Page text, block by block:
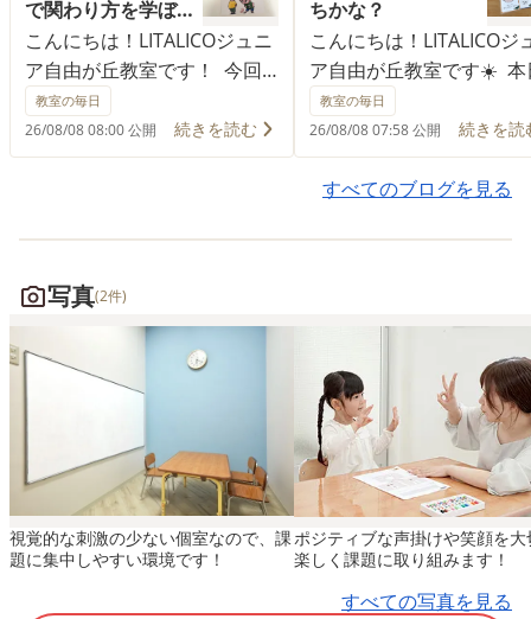
ているか…）など、数え切れな
いほどのアセスメントをとられ
ていました。説明を受けたあと
は、一つ一つの指導の意図がす
べて繋がって、遊びの中であん
多く、子供の成長を引き出
にいました。モニターを見
ら親も学び、家庭に持ち帰
て、繰り返したり、別の療
関に新しい発見を伝えて共
せてもらえて、療育を楽し
様になりました。先生達に
満足です。 来春から小学
教室を考えていますが、電
りに通うのが、週末に通え
か心配です。もっと通いや
教室が出来てくれる事を心
願っています。
で関わり方を学ぼう
👥
こんにちは！LITALICOジュニ
ア自由が丘教室です！ 今回
は、ソーシャルスキルトレー
ニング(SST)の様子をご紹介し
ます🍀 LITALICOジュニアで
わりを学ぶ機会も指導の中で
作っております♪ 「ソーシャ
ルスキルトレーニング
（SST）とは？」 ソーシャ
ルスキルトレーニングとは、
「さまざまなプログラムを通
必要なスキルを学んでいく支
援方法」のことです。
「おはようございます」等の
挨拶、人に何かお願いしたり
断ったりするなどのコミュニ
教室の毎日
26/08/08 08:00 公開 続きを読む
ちかな？
こんにちは！LITALICOジ
ア自由が丘教室です☀️ 本
はどんな気持ちか？表情
ドで気持ちをマスターし
う！です！ 今回は、『表
ード』のご紹介です☆
持ちを把握したり、表情
と、 「怒ってる！」 「
てる！」 「笑ってる
と表情を確認したり、 「
ているときはどんな気持
ち？」「笑っているとき
んな気持ち？」と聞くと
「さびしい気持ち」「悲
気持ち」「楽しい気持ち
「うれしい気持ち」など
教室の毎日
26/08/08 07:58 公開 続きを読
すべてのブログを見る
写真(2件)
視覚的な刺激の少ない個室なので、課
題に集中しやすい環境です！
ポジティブな声掛けや笑顔を大
楽しく課題に取り組みます！
すべての写真を見る